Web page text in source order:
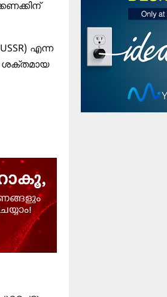
എന്ന
ശക്തമായ